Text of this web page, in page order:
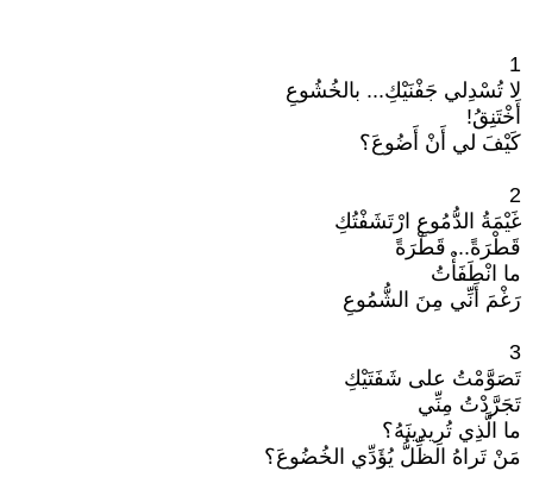
1
لا تُسْدِلي جَفْنَيْكِ... بالخُشُوعِ
أَخْتَنِقُ!
كَيْفَ لي أَنْ أَضُوعَ؟
2
غَيْمَةُ الدُّمُوعِ ارْتَشَفْتُكِ
قَطْرَةً... قَطْرَةً
ما انْطَفَأْتُ
رَغْمَ أَنِّي مِنَ الشُّمُوعِ
3
تَصَوَّمْتُ على شَفَتَيْكِ
تَجَرَّدْتُ مِنِّي
ما الَّذِي تُرِيدِينَهُ؟
مَنْ تَراهُ الظِّلُّ يُؤَدِّي الخُضُوعَ؟